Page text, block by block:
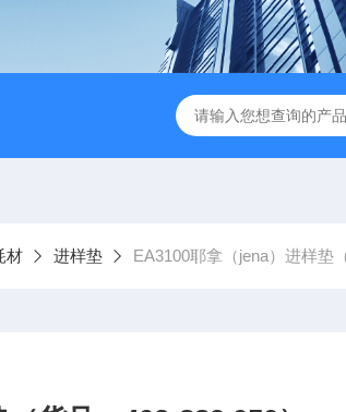
3 4.6*250mm/5um 5020-01732 大
材 进样垫 EA3100耶拿（jena）进样垫